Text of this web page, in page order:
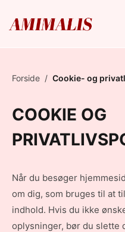
Forside / Cookie- og
COOKIE OG
Når du besøger
om dig, som bruges til at
indhold. Hvis du ikke
oplysninger, bør du slette